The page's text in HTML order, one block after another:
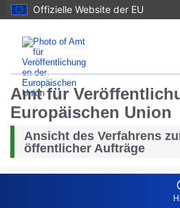
Offizielle Website der EU
Amt für
Europäischen Union
Ansicht des Verfahrens
öffentlicher Aufträge